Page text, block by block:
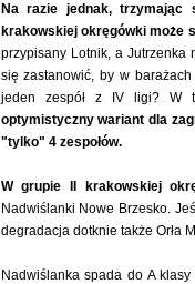
Na razie jednak, trzymając
krakowskiej okręgówki może
przypisany Lotnik, a Jutrzenka
się zastanowić, by w
jeden zespół z IV ligi? W
optymistyczny wariant dla
"tylko" 4 zespołów.
W grupie II krakowskiej
Nadwiślanki Nowe Brzesko.
degradacja dotknie także Orła
Nadwiślanka spada do A